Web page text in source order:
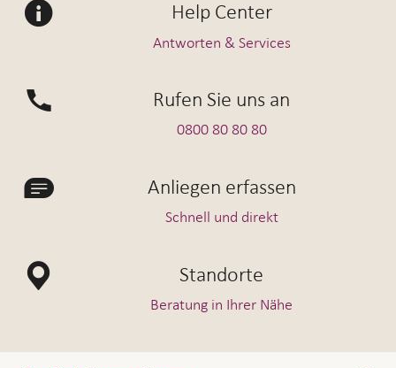
Help Center
Antworten & Services
Rufen Sie uns an
0800 80 80 80
Anliegen erfassen
Schnell und direkt
Standorte
Beratung in Ihrer Nähe